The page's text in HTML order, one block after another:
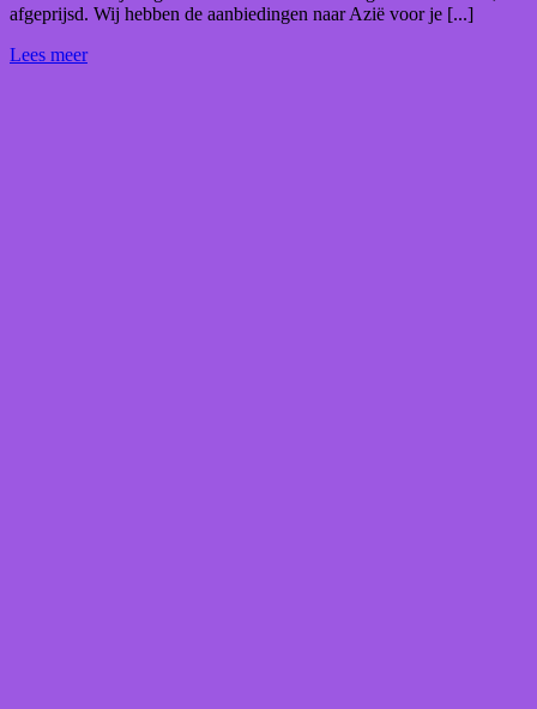
afgeprijsd. Wij hebben de aanbiedingen naar Azië voor je [...]
Lees meer